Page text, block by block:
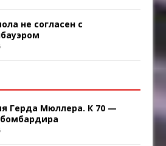
не согласен с
Герда Мюллера. К 70 —